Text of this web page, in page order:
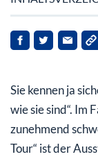
Sie kennen ja
wie sie sind“. Im
zunehmend
Tour“ ist der